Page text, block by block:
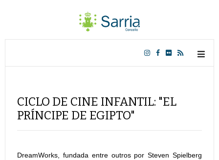
CICLO DE CINE INFANTIL: "EL
PRÍNCIPE DE EGIPTO"
DreamWorks, fundada entre outros por Steven Spielberg